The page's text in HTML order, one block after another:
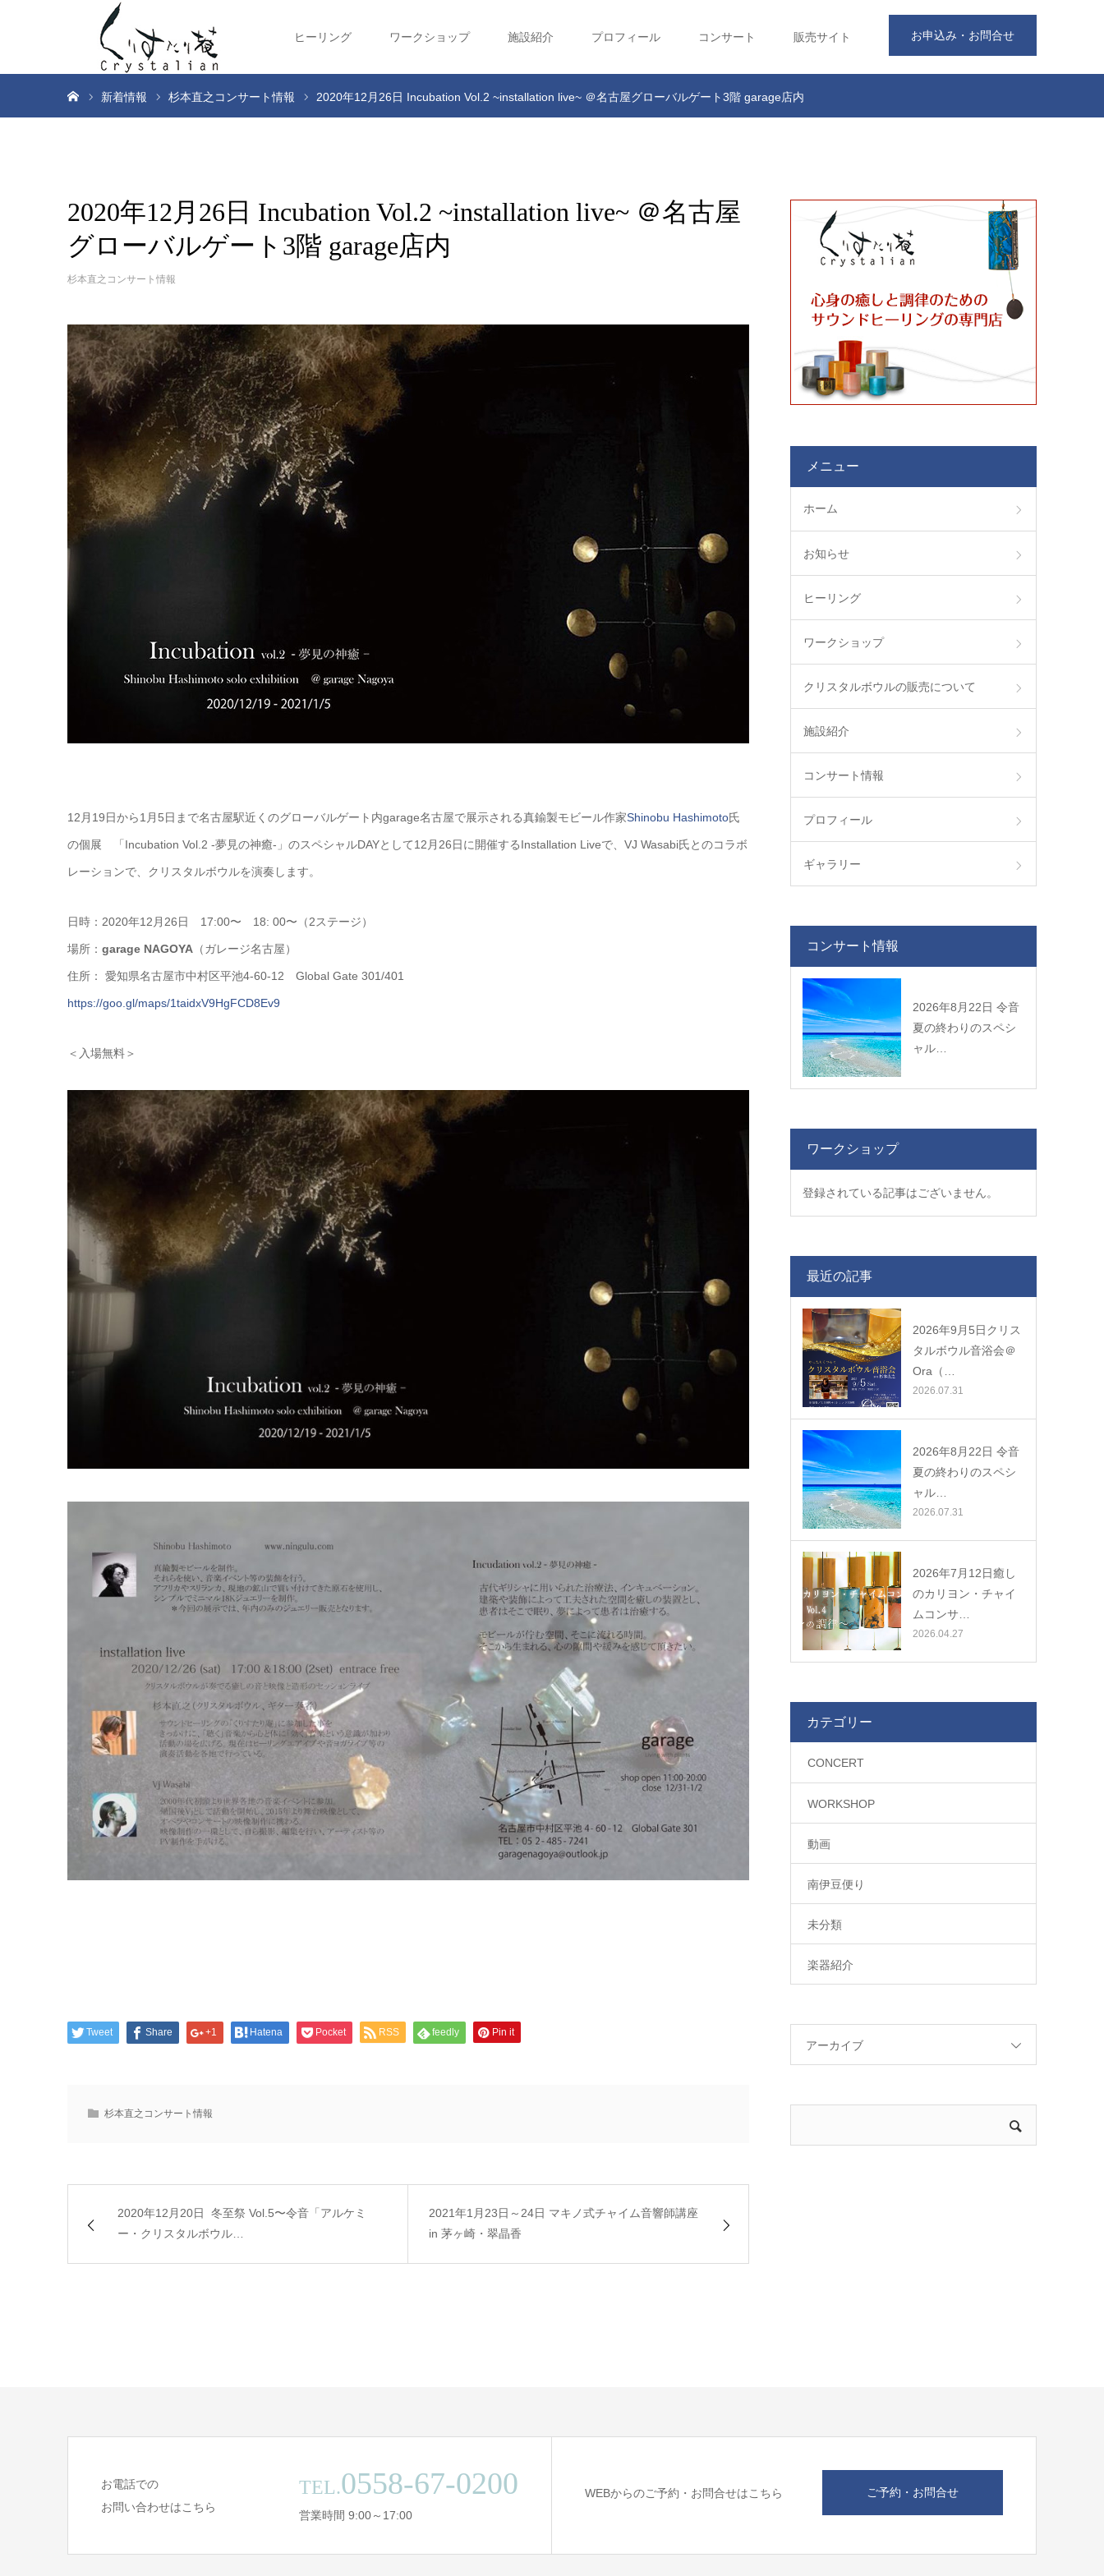
お申込み・お問合せ
ヒーリング ワークショップ 施設紹介 プロフィール コンサート 販売サイト
新着情報 杉本直之コンサート情報 2020年12月26日 Incubation Vol.2 ~installation live~ ＠名古屋グローバルゲート3階 garage店内
2020年12月26日 Incubation Vol.2 ~installation live~ ＠名古屋
グローバルゲート3階 garage店内
杉本直之コンサート情報
12月19日から1月5日まで名古屋駅近くのグローバルゲート内garage名古屋で展示される真鍮製モビール作家Shinobu Hashimoto氏
の個展 「Incubation Vol.2 -夢見の神癒-」のスペシャルDAYとして12月26日に開催するInstallation Liveで、VJ Wasabi氏とのコラボ
レーションで、クリスタルボウルを演奏します。
日時：2020年12月26日 17:00〜 18: 00〜（2ステージ）
場所： garage NAGOYA （ガレージ名古屋）
住所： 愛知県名古屋市中村区平池4-60-12 Global Gate 301/401
https://goo.gl/maps/1taidxV9HgFCD8Ev9
＜入場無料＞
Tweet Share +1 Hatena Pocket RSS feedly Pin it
杉本直之コンサート情報
2020年12月20日 冬至祭 Vol.5〜令音「アルケミ
ー・クリスタルボウル…
2021年1月23日～24日 マキノ式チャイム音響師講座
in 茅ヶ崎・翠晶香
メニュー
ホーム
お知らせ
ヒーリング
ワークショップ
クリスタルボウルの販売について
施設紹介
コンサート情報
プロフィール
ギャラリー
コンサート情報
2026年8月22日 令音
夏の終わりのスペシ
ャル…
ワークショップ
登録されている記事はございません。
最近の記事
2026年9月5日クリス
タルボウル音浴会＠
Ora（…
2026.07.31
2026年8月22日 令音
夏の終わりのスペシ
ャル…
2026.07.31
2026年7月12日癒し
のカリヨン・チャイ
ムコンサ…
2026.04.27
カテゴリー
CONCERT
WORKSHOP
動画
南伊豆便り
未分類
楽器紹介
アーカイブ
お電話での
お問い合わせはこちら
TEL.0558-67-0200
営業時間 9:00～17:00
WEBからのご予約・お問合せはこちら ご予約・お問合せ